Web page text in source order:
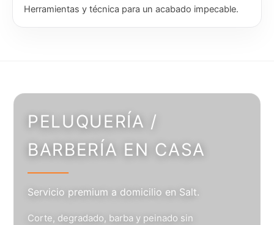
Herramientas y técnica para un acabado impecable.
PELUQUERÍA /
BARBERÍA EN CASA
Servicio premium a domicilio en Salt.
Corte, degradado, barba y peinado sin